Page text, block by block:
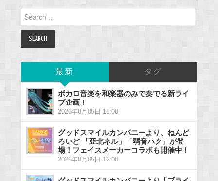
for:
最新 タグ
ボカロ音楽を和楽器のみで奏でる新ライ
ブ企画！
2026年8月05日 18:00
グッドスマイルカンパニーより、ねんど
ろいど 「亞北ネル」「弱音ハク」が登
場！フェイスメーカーコラボも開催中！
2026年8月05日 12:00